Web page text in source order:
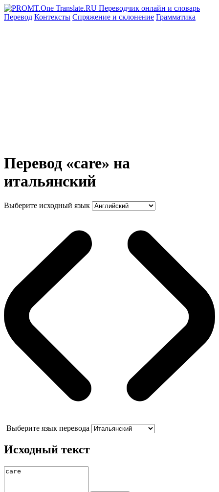
Перевод Контексты Спряжение и склонение Грамматика
Перевод «care» на
итальянский
Выберите исходный язык
Выберите язык перевода
Исходный текст